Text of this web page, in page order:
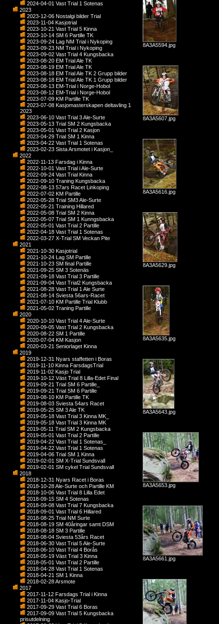
2024-04-01 Vast Trial 1 Sotenas
2023
2023-12-06 Nostalgi bilder Trial
2023-11-04 Kasjotrial
2023-10-21 Vast Trial 5 Kinna
2023-10-14 SM 6 Partille TK
2023-09-24 Lag NM Trial i Nykoping
2023-09-23 NM Trial i Nykoping
2023-09-02 Vast Trial 4 Kungsbacka
2023-08-20 EM Trial Ale TK
2023-08-19 EM Trial Ale TK
2023-08-18 EM Trial Ale TK 2 Grupp bilder
2023-08-18 EM Trial Ale TK 1 Grupp bilder
2023-08-13 EM-Trial i Norge-Hobol
2023-08-12 EM-Trial i Norge-Hobol
2023-07-09 KM Partille TK
2023-07-08 Kasjomasterskapen deltavling 1
2023
2023-06-10 Vast Trial 3 Ale-Surte
2023-05-13 Trial SM 2 Kungsbacka
2023-05-01 Vast Trial 2 Kasjon
2023-04-29 Trial SM 1 Kinna
2023-04-22 Vast Trial 1 Sotenas
2023-02-23 Sista Arsmotet i Kasjon_
2022
2022-11-13 Farsdag i Kinna
2022-10-01 Vast Trial i Ale-Surte
2022-09-24 Vast Trial Kinna
2022-09-10 Traning Kungsbacka
2022-08-13 57ars Racet Linkoping
2022-07-02 KM Partille
2022-05-28 Trial SM3 Ale-Surte
2022-05-21 Training Hillared
2022-05-08 Trial SM 2 Kinna
2022-05-07 Trial SM 1 Kunngsbacka
2022-05-01 Vast Trial 2 Partille
2022-04-18 Vast Trial 1 Sotenas
2022-03-27 X-Trial SM Veckan Pite
2021
2021-10-30 Kasjotrial
2021-10-24 Lag SM Partille
2021-10-23 SM final Partille
2021-09-25 SM 3 Sotenäs
2021-09-18 Vast Trial 3 Partille
2021-09-04 Vast Trial2 Kungsbacka
2021-08-28 Vast Trial 1 Ale Surte
2021-08-14 Sviesta 56ars-Racet
2021-07-10 KM Partille Trial Klubb
2021-05-02 Traning Partille
2020
2020-10-10 Vast Trial 4 Ale-Surte
2020-09-05 Vast Trial 2 Kungsbacka
2020-08-22 SM 1 Partille
2020-07-04 KM Kasjon
2020-03-21 Seniorlaget Kinna
2019
2019-12-31 Nyars staffetten i Boras
2019-11-10 Kinna FarsdagsTrial
2019-11-02 Kasjo Trial
2019-10-12 Väst Trial 8 Lilla-Edet Final
2019-09-21 Trial SM 6 Partille_
2019-09-21 Trial SM 6 Partille
2019-08-10 KM Partille TK
2019-08-03 Sviesta 54ars Racet
2019-05-25 SM 3 Ale TK
2019-05-18 Vast Trial 3 Kinna MK_
2019-05-18 Vast Trial 3 Kinna MK
2019-05-11 Trial SM 2 Kungsbacka
2019-05-01 Vast Trial 2 Partille
2019-04-22 Vast Trial 1 Sotenas_
2019-04-22 Vast Trial 1 Sotenas
2019-04-06 Trial SM 1 Kinna
2019-02-01 SM X-Trial Sundsvall
2019-02-01 SM cykel Trial Sundsvall
2018
2018-12-31 Nyars Racet i Boras
2018-10-28 Ale-Surte och Partille KM
2018-10-06 Vast Trial 8 Lilla Edet
2018-09-15 SM 4 Sotenas
2018-09-08 Vast Trial 7 Kungsbacka
2018-09-01 Vast Trial 6 Hillared
2018-08-25 Trial NM Surte
2018-08-19 SM 40åringar samt DSM
2018-08-18 SM 3 Partille
2018-08-04 Sviesta 53års Racet
2018-06-30 Vast Trial 5 Ale-Surte
2018-06-10 Vast Trial 4 Borås
2018-05-19 Väst Trial 3 Kinna
2018-05-01 Vast Trial 2 Partille
2018-04-28 Vast Trial 1 Sotenas
2018-04-21 SM 1 Kinna
2018-02-28 Arsmote
2017
2017-11-12 Farsdags Trial i Kinna
2017-11-04 Kasjo-Trial
2017-09-29 Vast Trial 6 Boras
2017-09-09 Vast Trial 5 Kungsbacka
prisutdelning
8A3A5594.jpg
8A3A5607.jpg
8A3A5616.jpg
8A3A5629.jpg
8A3A5635.jpg
8A3A5643.jpg
8A3A5653.jpg
8A3A5661.jpg